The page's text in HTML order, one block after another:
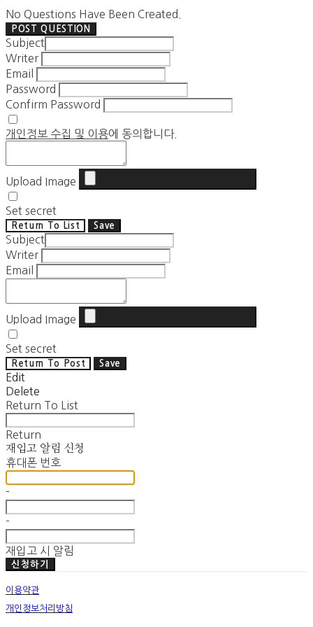
No Questions Have Been Created.
POST QUESTION
Subject
Writer
Email
Password
Confirm Password
개인정보 수집 및 이용에 동의합니다.
Upload Image
Set secret
Return To List Save
Subject
Writer
Email
Upload Image
Set secret
Return To Post Save
Edit
Delete
Return To List
Return
재입고 알림 신청
휴대폰 번호
-
-
재입고 시 알림
신청하기
이용약관
개인정보처리방침